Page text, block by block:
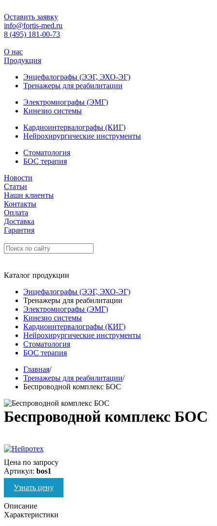
Оставить заявку
info@fortis-med.ru
8 (495) 181-00-73
О нас
Продукция
Энцефалографы (ЭЭГ, ЭХО-ЭГ)
Тренажеры для реабилитации
Электромиографы (ЭМГ)
Кинезио системы
Кардиоинтервалографы (КИГ)
Нейрохирургические инструменты
Стоматология
БОС терапия
Новости
Статьи
Наши клиенты
Контакты
Оплата
Доставка
Гарантия
Каталог продукции
Энцефалографы (ЭЭГ, ЭХО-ЭГ)
Тренажеры для реабилитации
Электромиографы (ЭМГ)
Кинезио системы
Кардиоинтервалографы (КИГ)
Нейрохирургические инструменты
Стоматология
БОС терапия
Главная/
Тренажеры для реабилитации/
Беспроводной комплекс БОС
Беспроводной комплекс БОС
Цена по запросу
Артикул: bos1
Узнать цену
Описание
Характеристики